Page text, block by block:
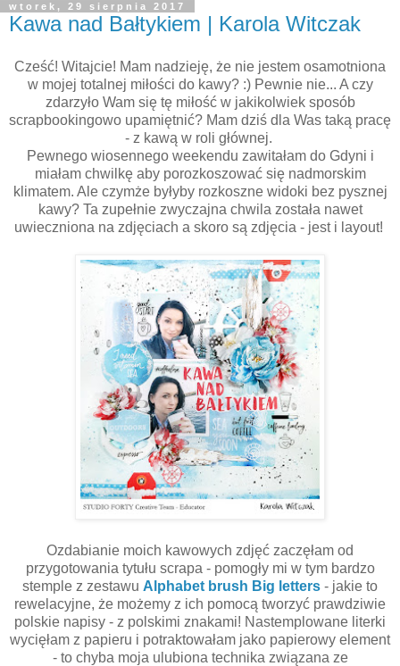
wtorek, 29 sierpnia 2017
Kawa nad Bałtykiem | Karola Witczak
Cześć! Witajcie! Mam nadzieję, że nie jestem osamotniona
w mojej totalnej miłości do kawy? :) Pewnie nie... A czy
zdarzyło Wam się tę miłość w jakikolwiek sposób
scrapbookingowo upamiętnić? Mam dziś dla Was taką pracę
- z kawą w roli głównej.
Pewnego wiosennego weekendu zawitałam do Gdyni i
miałam chwilkę aby porozkoszować się nadmorskim
klimatem. Ale czymże byłyby rozkoszne widoki bez pysznej
kawy? Ta zupełnie zwyczajna chwila została nawet
uwieczniona na zdjęciach a skoro są zdjęcia - jest i layout!
Ozdabianie moich kawowych zdjęć zaczęłam od
przygotowania tytułu scrapa - pomogły mi w tym bardzo
stemple z zestawu Alphabet brush Big letters - jakie to
rewelacyjne, że możemy z ich pomocą tworzyć prawdziwie
polskie napisy - z polskimi znakami! Nastemplowane literki
wycięłam z papieru i potraktowałam jako papierowy element
- to chyba moja ulubiona technika związana ze